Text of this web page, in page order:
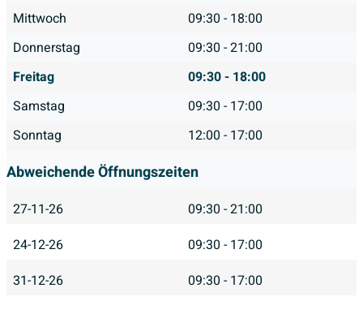
Mittwoch
09:30 - 18:00
Donnerstag
09:30 - 21:00
Freitag
09:30 - 18:00
Samstag
09:30 - 17:00
Sonntag
12:00 - 17:00
Abweichende Öffnungszeiten
27-11-26
09:30 - 21:00
24-12-26
09:30 - 17:00
31-12-26
09:30 - 17:00